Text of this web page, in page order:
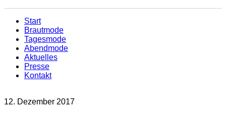
Start
Brautmode
Tagesmode
Abendmode
Aktuelles
Presse
Kontakt
12. Dezember 2017